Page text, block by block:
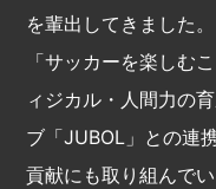
を輩出してきました。
「サッカーを楽しむ
ィジカル・人間力の
ブ「JUBOL」との連
貢献にも取り組んでい